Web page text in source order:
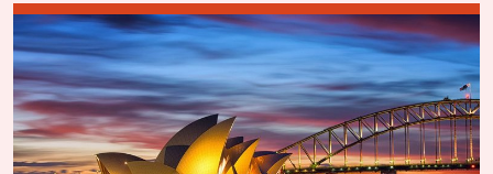
Notes". …